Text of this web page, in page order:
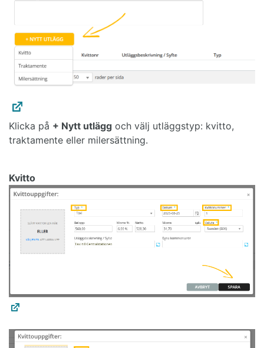
Klicka på + Nytt utlägg och välj utläggstyp: kvitto,
traktamente eller milersättning.
Kvitto